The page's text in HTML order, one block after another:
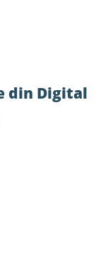
din Digital